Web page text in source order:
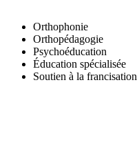
Orthophonie
Orthopédagogie
Psychoéducation
Éducation spécialisée
Soutien à la francisation